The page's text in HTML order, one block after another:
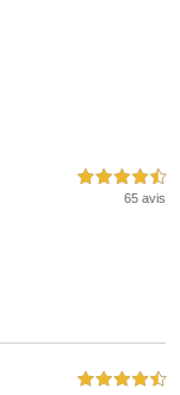
4,5 étoiles sur 5
65 avis
4,5 étoiles sur 5